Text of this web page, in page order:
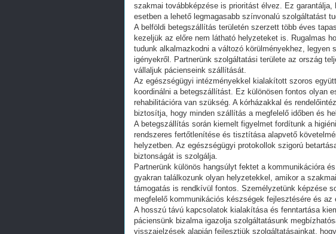
szakmai továbbképzése is prioritást élvez. Ez
esetben a lehető legmagasabb színvonalú szolgáltatást
A belföldi betegszállítás területén szerzett több éves
kezeljük az előre nem látható helyzeteket is. Rugalmas
tudunk alkalmazkodni a változó körülményekhez, legyen
igényekről. Partnerünk szolgáltatási területe az ország
vállaljuk pácienseink szállítását.
Az egészségügyi intézményekkel kialakított szoros
koordinálni a betegszállítást. Ez különösen fontos olyan
rehabilitációra van szükség. A kórházakkal és
biztosítja, hogy minden szállítás a megfelelő időben és
A betegszállítás során kiemelt figyelmet fordítunk a
rendszeres fertőtlenítése és tisztítása alapvető
helyzetben. Az egészségügyi protokollok szigorú
biztonságát is szolgálja.
Partnerünk különös hangsúlyt fektet a kommunikációra
gyakran találkozunk olyan helyzetekkel, amikor a
támogatás is rendkívül fontos. Személyzetünk képzése
megfelelő kommunikációs készségek fejlesztésére és
A hosszú távú kapcsolatok kialakítása és fenntartása
páciensünk bizalma igazolja szolgáltatásunk
visszajelzések alapján fejlesztjük szolgáltatásainkat,